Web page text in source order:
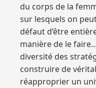
du corps de la
sur lesquels on
défaut d’être
manière de le
diversité des
construire de
réapproprier un